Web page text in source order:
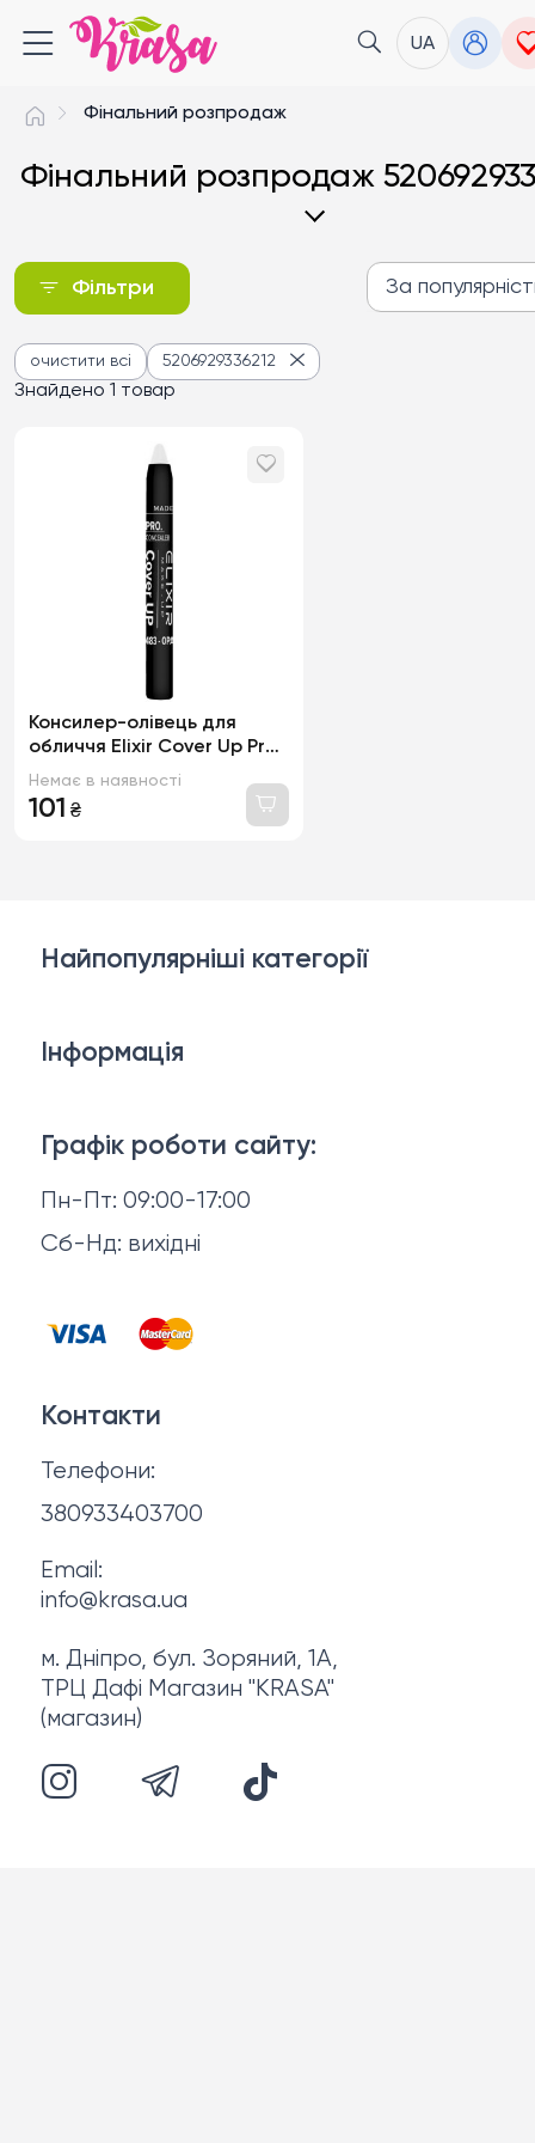
UA
Фінальний розпродаж
Фінальний розпродаж
Фільтри За
За популярністю
Від дешевих до
Знайдено 1 товар
очистити всі 5206929336212
Консилер-олівець для
обличчя Elixir Cover Up Pro.
тон 483 Opal, 2.5г
101 ₴
Немає в наявності
Графік роботи сайту:
Пн-Пт: 09:00-17:00
Сб-Нд: вихідні
Найпопулярніші категорії
Макіяж
Волосся
Чоловіча косметика
Косметика для манікюру та педикюру
Інформація
Відгуки
Договір оферти
Політика конфіденційності
Про нас
Контакти
Телефони:
380933403700
Email:
info@krasa.ua
м. Дніпро, бул. Зоряний, 1А,
ТРЦ Дафі Магазин "KRASA"
(магазин)